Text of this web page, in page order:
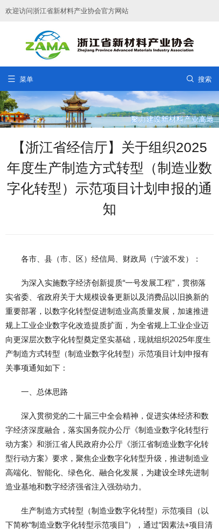
欢迎访问浙江省新材料产业协会官方网站
 菜单  搜索
【浙江省经信厅】关于组织2025
年度生产制造方式转型（制造业数
字化转型）示范项目计划申报的通
知
各市、县（市、区）经信局、财政局（宁波不发）：
为深入实施数字经济创新提质“一号发展工程”，贯彻落
实省委、省政府关于大规模设备更新以及消费品以旧换新的
重要部署，以数字化转型促进制造业高质量发展，加速推进
规上工业企业数字化改造提质扩面，为全省规上工业企业迈
向更深层次数字化转型奠定坚实基础，现就组织2025年度生
产制造方式转型（制造业数字化转型）示范项目计划申报有
关事项通知如下：
一、总体思路
深入贯彻党的二十届三中全会精神，促进实体经济和数
字经济深度融合，落实国务院办公厅《制造业数字化转型行
动方案》和浙江省人民政府办公厅《浙江省制造业数字化转
型行动方案》要求，聚焦企业数字化转型升级，推进制造业
高端化、智能化、绿色化、融合化发展，为建设全球先进制
造业基地和数字经济强省注入强劲动力。
生产制造方式转型（制造业数字化转型）示范项目（以
下简称“制造业数字化转型示范项目”），通过“因素法+项目清